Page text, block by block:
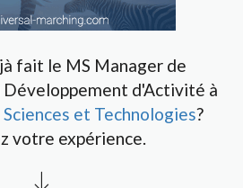
fait le MS Manager de
d'Activité à
et Technologies?
votre expérience.